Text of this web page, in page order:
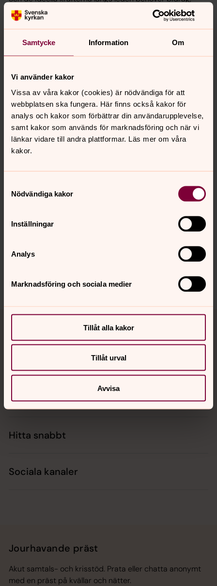
Samtycke Information Om
Vi använder kakor
Vissa av våra kakor (cookies) är nödvändiga för att
webbplatsen ska fungera. Här finns också kakor för
analys och kakor som förbättrar din användarupplevelse,
samt kakor som används för marknadsföring och när vi
länkar vidare till andra plattformar. Läs mer om våra
kakor.
Nödvändiga kakor
Inställningar
Analys
Marknadsföring och sociala medier
Tillåt alla kakor
Tillåt urval
Avvisa
både ekonomiska och i form av arbetsinsatser.
– Det finns många som brinner för den här
Foto: Anders Lerner
november.
Fakta
Sök på Facebook efter Romboleden, om du vill veta
mer eller
etappbeskrivningar.
innehåll?
Dela
Tillbaka till toppen
Tillbaka till innehållet
Kalender
Hitta snabbt
Sociala kanaler
Jourhavande präst
Akut samtals- och krisstöd. Prata eller chatta anonymt
med en präst på kvällar och nätter.